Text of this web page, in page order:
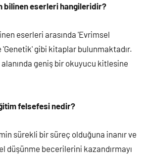
bilinen eserleri hangileridir?
eserleri arasında 'Evrimsel
'Genetik' gibi kitaplar bulunmaktadır.
geniş bir okuyucu kitlesine
felsefesi nedir?
sürekli bir süreç olduğuna inanır ve
düşünme becerilerini kazandırmayı